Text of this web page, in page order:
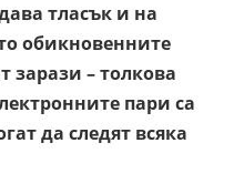
тласък и на
обикновенните
зарази – толкова
пари са
да следят всяка